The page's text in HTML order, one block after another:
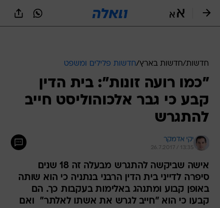
חדשות/חדשות בארץ/חדשות פלילים ומשפט
"כמו רועה זונות": בית הדין
קבע כי גבר אלכוהוליסט חייב
להתגרש
יקי אדמקר
26.7.2017 / 13:35
אישה שביקשה להתגרש מבעלה זה 18 שנים
סיפרה לדייני בית הדין הרבני בנתניה כי הוא שותה
באופן קבוע ומתנהג באלימות בעקבות כך. הם
קבעו כי הוא "חייב לגרש את אשתו לאלתר"  ואם